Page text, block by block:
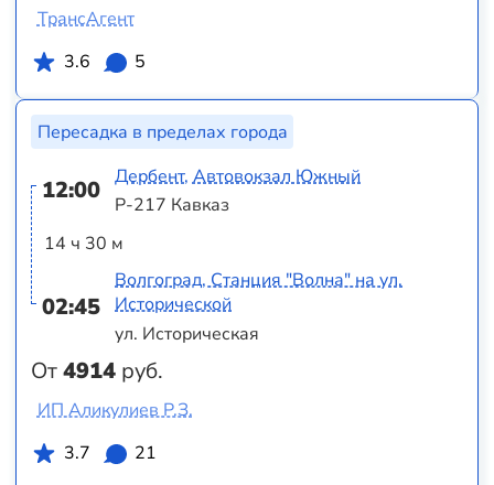
ТрансАгент
3.6
5
Пересадка в пределах города
12:00
14 ч 30 м
02:45
От4914 руб.
Дербент, Автовокзал Южный
Р-217 Кавказ
Волгоград, Станция "Волна" на ул.
Исторической
ул. Историческая
ИП Аликулиев Р.З.
3.7
21